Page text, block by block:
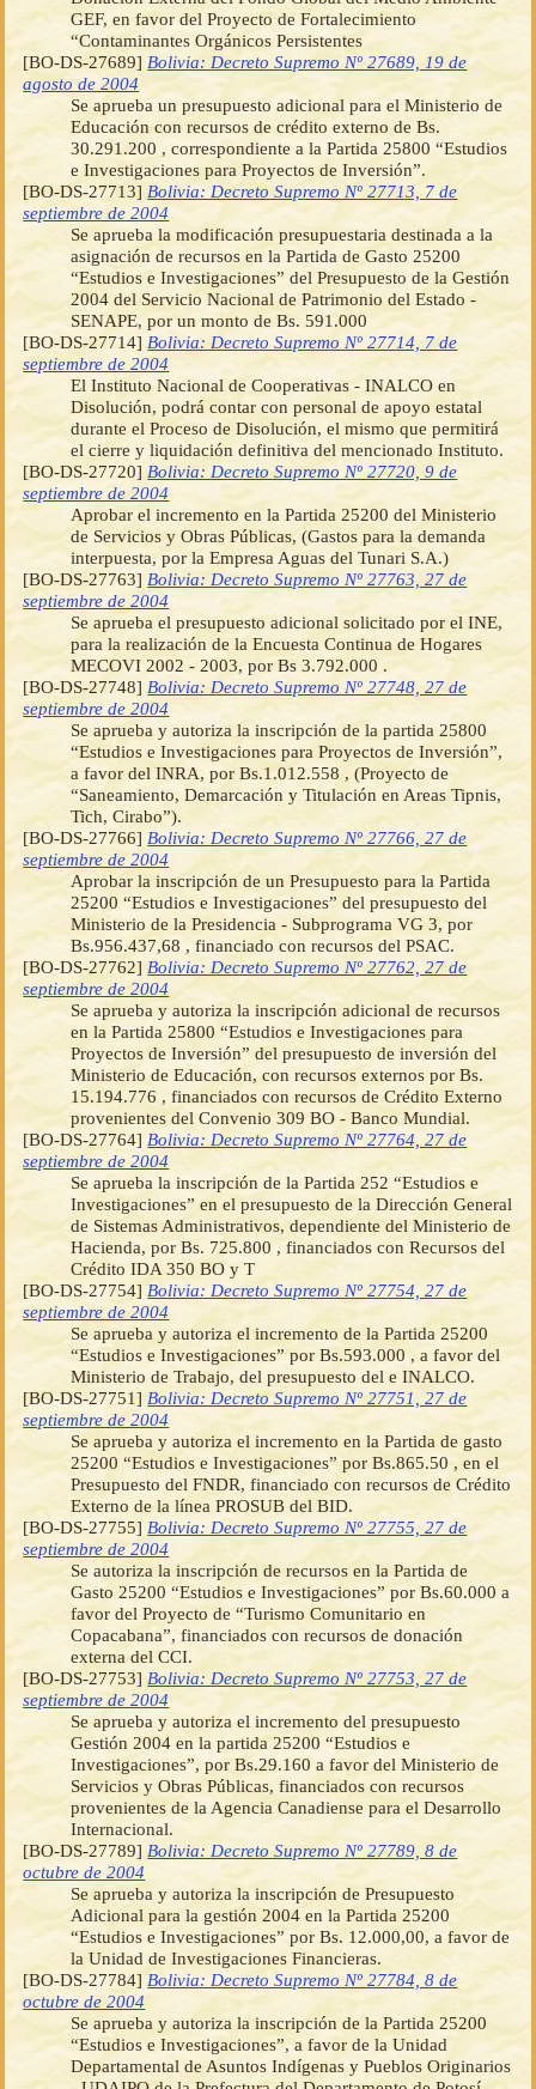
GEF, en favor del Proyecto de Fortalecimiento
“Contaminantes Orgánicos Persistentes
[BO-DS-27689] Bolivia: Decreto Supremo Nº 27689, 19 de
agosto de 2004
Se aprueba un presupuesto adicional para el Ministerio de
Educación con recursos de crédito externo de Bs.
30.291.200 , correspondiente a la Partida 25800 “Estudios
e Investigaciones para Proyectos de Inversión”.
[BO-DS-27713] Bolivia: Decreto Supremo Nº 27713, 7 de
septiembre de 2004
Se aprueba la modificación presupuestaria destinada a la
asignación de recursos en la Partida de Gasto 25200
“Estudios e Investigaciones” del Presupuesto de la Gestión
2004 del Servicio Nacional de Patrimonio del Estado -
SENAPE, por un monto de Bs. 591.000
[BO-DS-27714] Bolivia: Decreto Supremo Nº 27714, 7 de
septiembre de 2004
El Instituto Nacional de Cooperativas - INALCO en
Disolución, podrá contar con personal de apoyo estatal
durante el Proceso de Disolución, el mismo que permitirá
el cierre y liquidación definitiva del mencionado Instituto.
[BO-DS-27720] Bolivia: Decreto Supremo Nº 27720, 9 de
septiembre de 2004
Aprobar el incremento en la Partida 25200 del Ministerio
de Servicios y Obras Públicas, (Gastos para la demanda
interpuesta, por la Empresa Aguas del Tunari S.A.)
[BO-DS-27763] Bolivia: Decreto Supremo Nº 27763, 27 de
septiembre de 2004
Se aprueba el presupuesto adicional solicitado por el INE,
para la realización de la Encuesta Continua de Hogares
MECOVI 2002 - 2003, por Bs 3.792.000 .
[BO-DS-27748] Bolivia: Decreto Supremo Nº 27748, 27 de
septiembre de 2004
Se aprueba y autoriza la inscripción de la partida 25800
“Estudios e Investigaciones para Proyectos de Inversión”,
a favor del INRA, por Bs.1.012.558 , (Proyecto de
“Saneamiento, Demarcación y Titulación en Areas Tipnis,
Tich, Cirabo”).
[BO-DS-27766] Bolivia: Decreto Supremo Nº 27766, 27 de
septiembre de 2004
Aprobar la inscripción de un Presupuesto para la Partida
25200 “Estudios e Investigaciones” del presupuesto del
Ministerio de la Presidencia - Subprograma VG 3, por
Bs.956.437,68 , financiado con recursos del PSAC.
[BO-DS-27762] Bolivia: Decreto Supremo Nº 27762, 27 de
septiembre de 2004
Se aprueba y autoriza la inscripción adicional de recursos
en la Partida 25800 “Estudios e Investigaciones para
Proyectos de Inversión” del presupuesto de inversión del
Ministerio de Educación, con recursos externos por Bs.
15.194.776 , financiados con recursos de Crédito Externo
provenientes del Convenio 309 BO - Banco Mundial.
[BO-DS-27764] Bolivia: Decreto Supremo Nº 27764, 27 de
septiembre de 2004
Se aprueba la inscripción de la Partida 252 “Estudios e
Investigaciones” en el presupuesto de la Dirección General
de Sistemas Administrativos, dependiente del Ministerio de
Hacienda, por Bs. 725.800 , financiados con Recursos del
Crédito IDA 350 BO y T
[BO-DS-27754] Bolivia: Decreto Supremo Nº 27754, 27 de
septiembre de 2004
Se aprueba y autoriza el incremento de la Partida 25200
“Estudios e Investigaciones” por Bs.593.000 , a favor del
Ministerio de Trabajo, del presupuesto del e INALCO.
[BO-DS-27751] Bolivia: Decreto Supremo Nº 27751, 27 de
septiembre de 2004
Se aprueba y autoriza el incremento en la Partida de gasto
25200 “Estudios e Investigaciones” por Bs.865.50 , en el
Presupuesto del FNDR, financiado con recursos de Crédito
Externo de la línea PROSUB del BID.
[BO-DS-27755] Bolivia: Decreto Supremo Nº 27755, 27 de
septiembre de 2004
Se autoriza la inscripción de recursos en la Partida de
Gasto 25200 “Estudios e Investigaciones” por Bs.60.000 a
favor del Proyecto de “Turismo Comunitario en
Copacabana”, financiados con recursos de donación
externa del CCI.
[BO-DS-27753] Bolivia: Decreto Supremo Nº 27753, 27 de
septiembre de 2004
Se aprueba y autoriza el incremento del presupuesto
Gestión 2004 en la partida 25200 “Estudios e
Investigaciones”, por Bs.29.160 a favor del Ministerio de
Servicios y Obras Públicas, financiados con recursos
provenientes de la Agencia Canadiense para el Desarrollo
Internacional.
[BO-DS-27789] Bolivia: Decreto Supremo Nº 27789, 8 de
octubre de 2004
Se aprueba y autoriza la inscripción de Presupuesto
Adicional para la gestión 2004 en la Partida 25200
“Estudios e Investigaciones” por Bs. 12.000,00, a favor de
la Unidad de Investigaciones Financieras.
[BO-DS-27784] Bolivia: Decreto Supremo Nº 27784, 8 de
octubre de 2004
Se aprueba y autoriza la inscripción de la Partida 25200
“Estudios e Investigaciones”, a favor de la Unidad
Departamental de Asuntos Indígenas y Pueblos Originarios